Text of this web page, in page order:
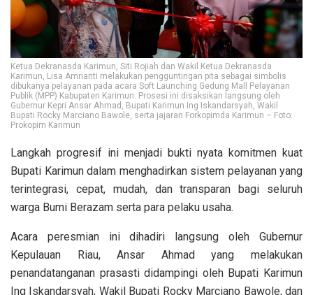
Ketua Dekranasda Karimun, Siti Rojiah dan Wakil Ketua Dekranasda
Karimun, Lisa Amrianti melakukan pengguntingan pita sebagai simbolis
dibukanya pelayanan pada acara Soft Launching Gedung Mall Pelayanan
Publik (MPP) Kabupaten Karimun. Prosesi ini disaksikan langsung oleh
Gubernur Kepri Ansar Ahmad, Bupati Karimun Ing Iskandarsyah, Wakil
Bupati Rocky Marciano Bawole, serta jajaran Forkopimda Karimun – Foto:
Prokopim Karimun
Langkah progresif ini menjadi bukti nyata komitmen kuat
Bupati Karimun dalam menghadirkan sistem pelayanan yang
terintegrasi, cepat, mudah, dan transparan bagi seluruh
warga Bumi Berazam serta para pelaku usaha.
Acara peresmian ini dihadiri langsung oleh Gubernur
Kepulauan Riau, Ansar Ahmad yang melakukan
penandatanganan prasasti didampingi oleh Bupati Karimun
Ing Iskandarsyah, Wakil Bupati Rocky Marciano Bawole, dan